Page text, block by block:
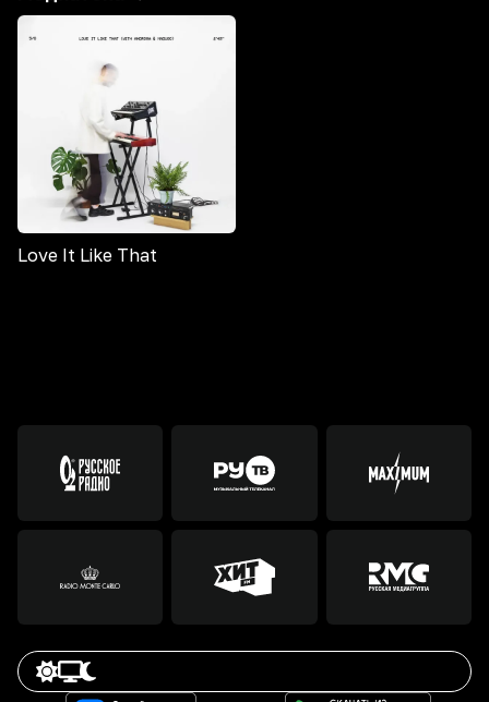
Love It Like That